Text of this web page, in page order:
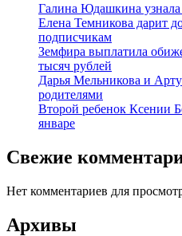
Галина Юдашкина узнала
Елена Темникова дарит
подписчикам
Земфира выплатила
тысяч рублей
Дарья Мельникова и
родителями
Второй ребенок Ксении
январе
Свежие
Нет комментариев для
Архивы